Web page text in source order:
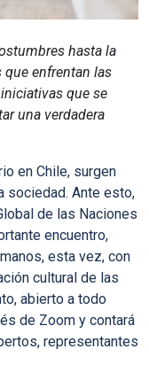
hasta la
enfrentan las
que se
una verdadera
en Chile, surgen
Ante esto,
de las Naciones
encuentro,
esta vez, con
cultural de las
abierto a todo
de Zoom y contará
representantes